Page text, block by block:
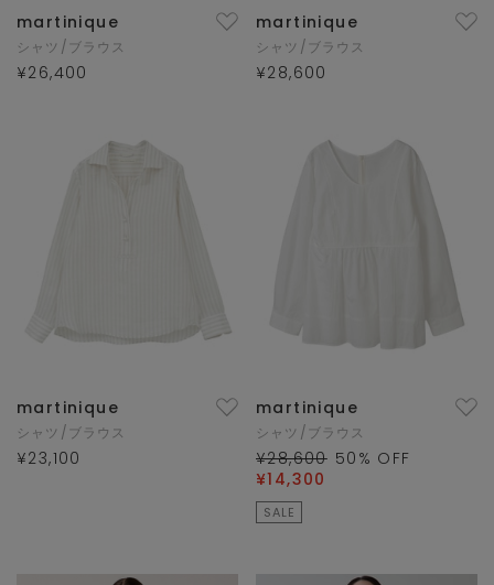
martinique
シャツ/ブラウス
¥26,400
martinique
シャツ/ブラウス
¥28,600
martinique
シャツ/ブラウス
¥23,100
martinique
シャツ/ブラウス
¥28,600 50 % OFF
¥14,300
SALE